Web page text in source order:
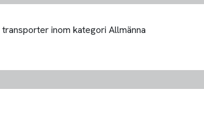
inom kategori Allmänna